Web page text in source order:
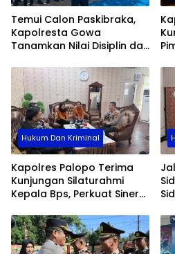
Temui Calon Paskibraka,
Kapolresta Gowa
Tanamkan Nilai Disiplin dan
Hukum Dan Kriminal
Kapolres Palopo Terima
Kunjungan Silaturahmi
Kepala Bps, Perkuat Sinergi